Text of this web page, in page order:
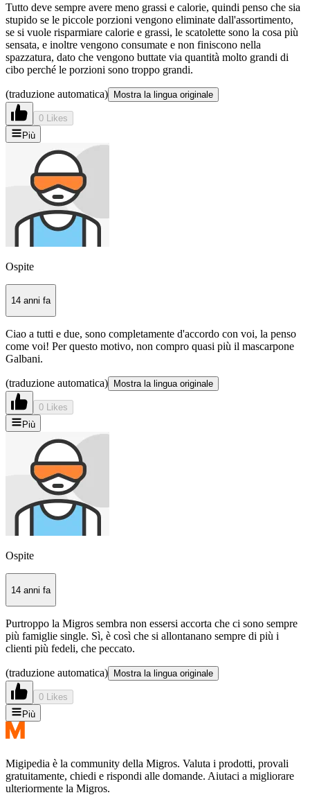
Tutto deve sempre avere meno grassi e calorie, quindi penso che sia
stupido se le piccole porzioni vengono eliminate dall'assortimento,
se si vuole risparmiare calorie e grassi, le scatolette sono la cosa più
sensata, e inoltre vengono consumate e non finiscono nella
spazzatura, dato che vengono buttate via quantità molto grandi di
cibo perché le porzioni sono troppo grandi.
(traduzione automatica) Mostra la lingua originale
0 Likes
Più
Ospite
14 anni fa
Ciao a tutti e due, sono completamente d'accordo con voi, la penso
come voi! Per questo motivo, non compro quasi più il mascarpone
Galbani.
(traduzione automatica) Mostra la lingua originale
0 Likes
Più
Ospite
14 anni fa
Purtroppo la Migros sembra non essersi accorta che ci sono sempre
più famiglie single. Sì, è così che si allontanano sempre di più i
clienti più fedeli, che peccato.
(traduzione automatica) Mostra la lingua originale
0 Likes
Più
Migipedia è la community della Migros. Valuta i prodotti, provali
gratuitamente, chiedi e rispondi alle domande. Aiutaci a migliorare
ulteriormente la Migros.